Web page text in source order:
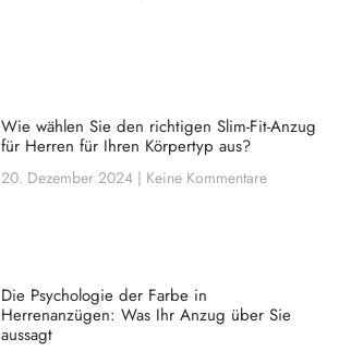
Wie wählen Sie den richtigen Slim-Fit-Anzug
für Herren für Ihren Körpertyp aus?
20. Dezember 2024 Keine Kommentare
Die Psychologie der Farbe in
Herrenanzügen: Was Ihr Anzug über Sie
aussagt